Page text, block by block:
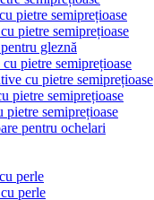
pietre semiprețioase
pietre semiprețioase
gleznă
pietre semiprețioase
cu pietre semiprețioase
pietre semiprețioase
pietre semiprețioase
pentru ochelari
perle
perle